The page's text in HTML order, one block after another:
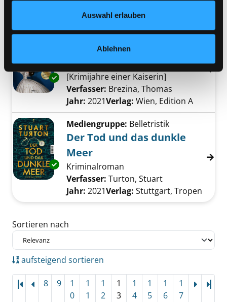
Auswahl erlauben
Ablehnen
Exemplar-Details von Wie man einen Bären
Jahr:2021Verlag:München, Btb
Exemplar-Details von Sisis schöne Leichen
Mediengruppe:Belletristik
Sisis schöne Leichen
Kaiserin Elisabeth ermittelt ;
[Krimijahre einer Kaiserin]
Verfasser: Brezina, Thomas
Jahr: 2021Verlag: Wien, Edition A
Exemplar-Details von Der Tod und das
Mediengruppe: Belletristik
Der Tod und das dunkle
Meer
Kriminalroman
Verfasser: Turton, Stuart
Jahr: 2021Verlag: Stuttgart, Tropen
Zu den Suchfiltern springen
Sortieren nach
aufsteigend sortieren
8 9
1
0
1
1
1
2
1
3
1
4
1
5
1
6
1
7